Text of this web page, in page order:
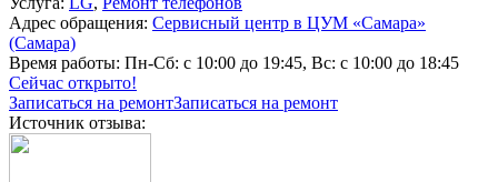
Адрес обращения: Сервисный центр в ЦУМ «Самара»
(Самара)
Время работы: Пн-Сб: с 10:00 до 19:45, Вс: с 10:00 до 18:45
Сейчас открыто!
Записаться на ремонтЗаписаться на ремонт
Источник отзыва: